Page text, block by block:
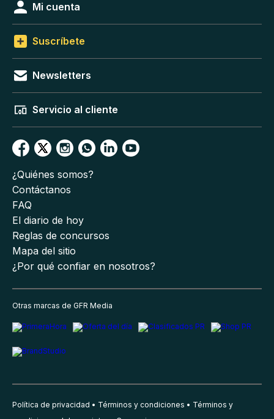
Mi cuenta
Suscríbete
Newsletters
Servicio al cliente
¿Quiénes somos?
Contáctanos
FAQ
El diario de hoy
Reglas de concursos
Mapa del sitio
¿Por qué confiar en nosotros?
Otras marcas de GFR Media
Política de privacidad Términos y condiciones
Términos y